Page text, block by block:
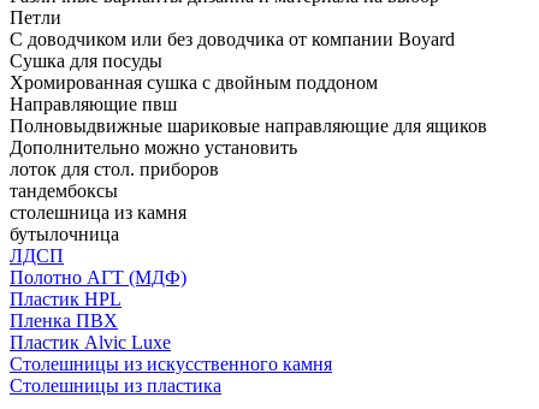
Петли
С доводчиком или без доводчика от компании Boyard
Сушка для посуды
Хромированная сушка с двойным поддоном
Направляющие пвш
Полновыдвижные шариковые направляющие для ящиков
Дополнительно можно установить
лоток для стол. приборов
тандембоксы
столешница из камня
бутылочница
ЛДСП
Полотно АГТ (МДФ)
Пластик HPL
Пленка ПВХ
Пластик Alvic Luxe
Столешницы из искусственного камня
Столешницы из пластика